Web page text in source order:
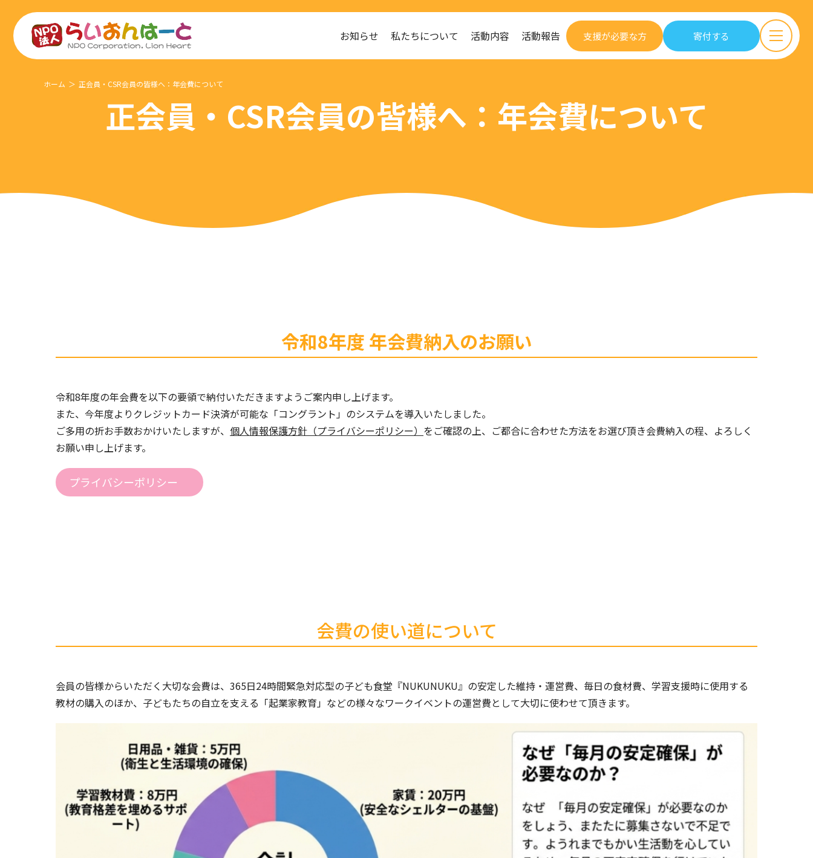
お知らせ 私たちについて 活動内容 活動報告 支援が必要な方 寄付する
ホーム 正会員・CSR会員の皆様へ：年会費について
正会員・CSR会員の皆様へ：年会費について
令和8年度 年会費納入のお願い
令和8年度の年会費を以下の要領で納付いただきますようご案内申し上げます。
また、今年度よりクレジットカード決済が可能な「コングラント」のシステムを導入いたしました。
ご多用の折お手数おかけいたしますが、 個人情報保護方針（プライバシーポリシー） をご確認の上、ご都合に合わせた方法をお選び頂き会費納入の程、よろしく
お願い申し上げます。
プライバシーポリシー
会費の使い道について
会員の皆様からいただく大切な会費は、365日24時間緊急対応型の子ども食堂『NUKUNUKU』の安定した維持・運営費、毎日の食材費、学習支援時に使用する
教材の購入のほか、子どもたちの自立を支える「起業家教育」などの様々なワークイベントの運営費として大切に使わせて頂きます。